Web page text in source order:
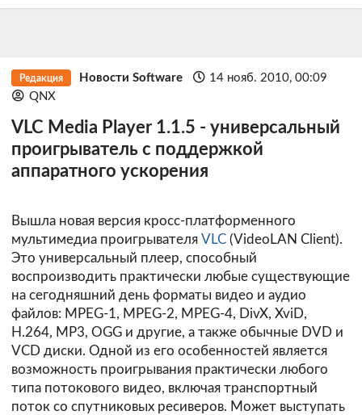
Редакция Новости Software
14 нояб. 2010, 00:09
QNX
VLC Media Player 1.1.5 - универсальный
проигрыватель с поддержкой
аппаратного ускорения
Вышла новая версия кросс-платформенного
мультимедиа проигрывателя VLC (VideoLAN Client).
Это универсальный плеер, способный
воспроизводить практически любые существующие
на сегодняшний день форматы видео и аудио
файлов: MPEG-1, MPEG-2, MPEG-4, DivX, XviD,
H.264, MP3, OGG и другие, а также обычные DVD и
VCD диски. Одной из его особенностей является
возможность проигрывания практически любого
типа потокового видео, включая транспортный
поток со спутниковых ресиверов. Может выступать